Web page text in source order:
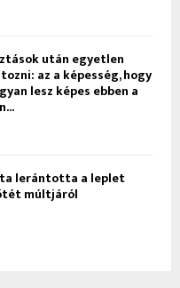
után egyetlen
az a képesség, hogy
lesz képes ebben a
lerántotta a leplet
múltjáról